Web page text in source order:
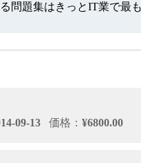
問題集はきっとIT業で最
09-13 価格： ¥6800.00